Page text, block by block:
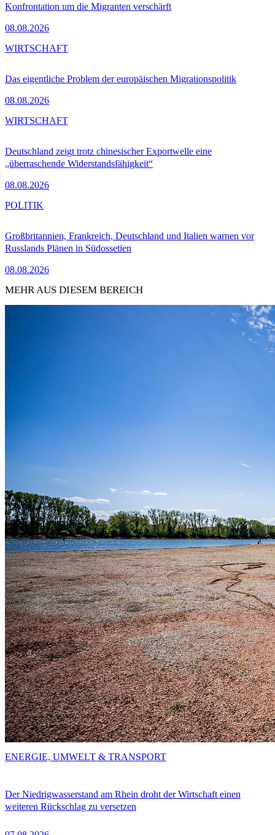
Konfrontation um die Migranten verschärft
08.08.2026
Das eigentliche Problem der europäischen Migrationspolitik
08.08.2026
WIRTSCHAFT
Deutschland zeigt trotz chinesischer Exportwelle eine
„überraschende Widerstandsfähigkeit“
08.08.2026
WIRTSCHAFT
Großbritannien, Frankreich, Deutschland und Italien warnen vor
Russlands Plänen in Südossetien
08.08.2026
POLITIK
MEHR AUS DIESEM BEREICH
Der Niedrigwasserstand am Rhein droht der Wirtschaft einen
weiteren Rückschlag zu versetzen
ENERGIE, UMWELT & TRANSPORT